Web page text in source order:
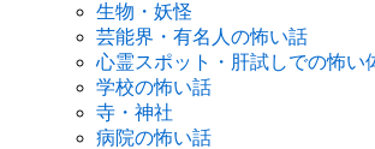
生物・妖怪
芸能界・有名人の怖い話
心霊スポット・肝試しでの怖い
学校の怖い話
寺・神社
病院の怖い話